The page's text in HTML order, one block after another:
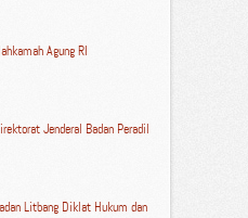
Agung RI
Jenderal Badan Peradilan Umum MA RI
Litbang Diklat Hukum dan Peradilan MA RI